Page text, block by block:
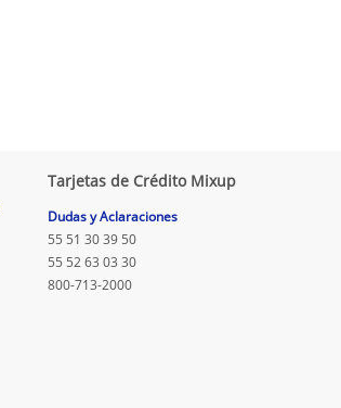
Tarjetas de Crédito Mixup
Dudas y Aclaraciones
55 51 30 39 50
55 52 63 03 30
800-713-2000